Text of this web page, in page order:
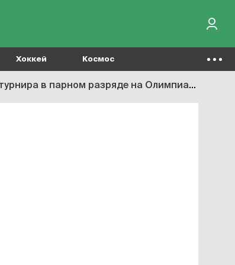
Хоккей Космос
в парном разряде на Олимпиаде-2020